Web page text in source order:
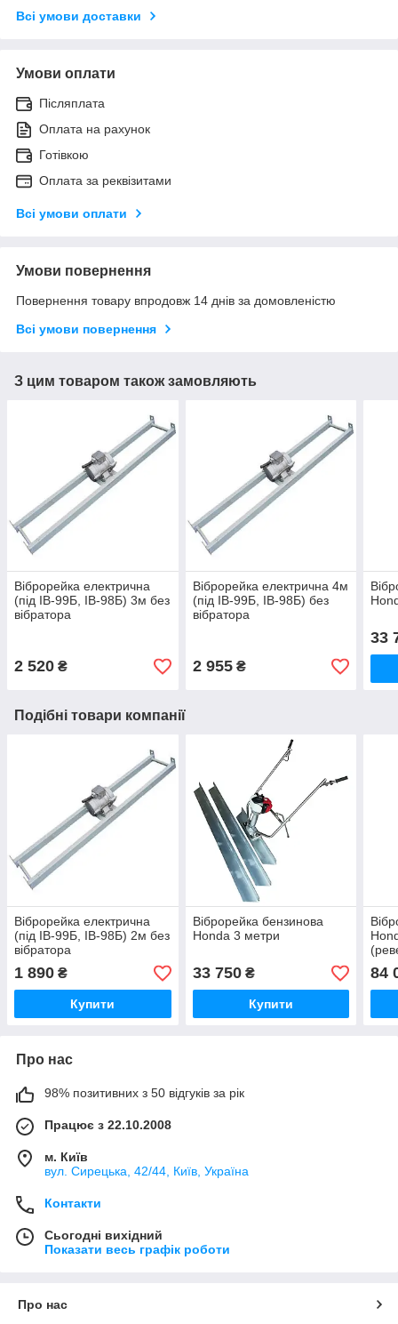
Всі умови доставки
Умови оплати
Післяплата
Оплата на рахунок
Готівкою
Оплата за реквізитами
Всі умови оплати
Умови повернення
Повернення товару впродовж 14 днів за домовленістю
Всі умови повернення
З цим товаром також замовляють
Віброрейка електрична
(під ІВ-99Б, ІВ-98Б) 3м без
вібратора
2 520 ₴
Віброрейка електрична 4м
(під ІВ-99Б, ІВ-98Б) без
вібратора
2 955₴
33
Подібні товари компанії
Віброрейка електрична
(під ІВ-99Б, ІВ-98Б) 2м без
вібратора
1 890 ₴
Купити
Віброрейка бензинова
Honda 3 метри
33 750₴
Купити
84
Про нас
98% позитивних з 50 відгуків за рік
Працює з 22.10.2008
м. Київ
вул. Сирецька, 42/44, Київ, Україна
Контакти
Сьогодні вихідний
Показати весь графік роботи
Про нас